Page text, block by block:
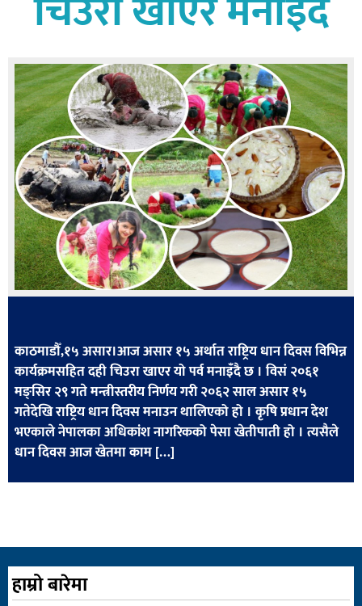
बागमती
सुदूरपश्चिम
मधेश
विशेष
राजनीति
प्रमुख
समाचार
राष्ट्रिय
अन्तराष्ट्रिय
अर्थ
खेलकुद
मनोरञ्जन
फोटो
भिडियो
समाज
शिक्षा
काठमाडौँ,१५ असार।आज असार १५ अर्थात राष्ट्रिय धान दिवस विभिन्न
कार्यक्रमसहित दही चिउरा खाएर यो पर्व मनाइँदै छ । विसं २०६१
मङ्सिर २९ गते मन्त्रीस्तरीय निर्णय गरी २०६२ साल असार १५
गतेदेखि राष्ट्रिय धान दिवस मनाउन थालिएको हो । कृषि प्रधान देश
भएकाले नेपालका अधिकांश नागरिकको पेसा खेतीपाती हो । त्यसैले
धान दिवस आज खेतमा काम […]
हाम्रो बारेमा